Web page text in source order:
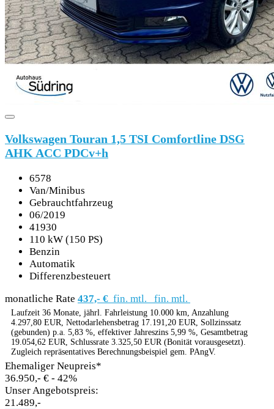
Volkswagen Touran 1,5 TSI Comfortline DSG
AHK ACC PDCv+h
6578
Van/Minibus
Gebrauchtfahrzeug
06/2019
41930
110 kW (150 PS)
Benzin
Automatik
Differenzbesteuert
monatliche Rate 437,- € fin. mtl. fin. mtl.
Laufzeit 36 Monate, jährl. Fahrleistung 10.000 km, Anzahlung
4.297,80 EUR, Nettodarlehensbetrag 17.191,20 EUR, Sollzinssatz
(gebunden) p.a. 5,83 %, effektiver Jahreszins 5,99 %, Gesamtbetrag
19.054,62 EUR, Schlussrate 3.325,50 EUR (Bonität vorausgesetzt).
Zugleich repräsentatives Berechnungsbeispiel gem. PAngV.
Ehemaliger Neupreis*
36.950,- € - 42%
Unser Angebotspreis:
21.489,-